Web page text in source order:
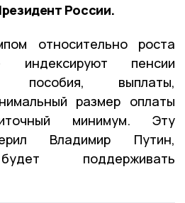
России.
относительно роста
пенсии
пособия, выплаты,
размер оплаты
минимум. Эту
Владимир Путин,
поддерживать